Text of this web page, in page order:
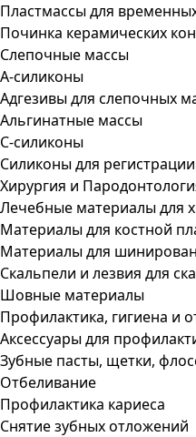
Пластмассы для
Починка керамических
Слепочные массы
А-силиконы
Адгезивы для слепочных
Альгинатные массы
С-силиконы
Силиконы для
Хирургия и
Лечебные материалы для
Материалы для костной
Материалы для
Скальпели и лезвия для
Шовные материалы
Профилактика, гигиена и
Аксессуары для
Зубные пасты, щетки,
Отбеливание
Профилактика кариеса
Снятие зубных отложений